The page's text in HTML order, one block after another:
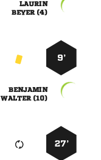

 
9’

 
27’